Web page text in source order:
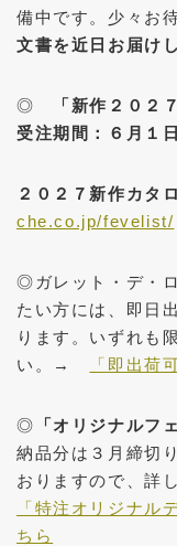
備中です。少々お
文書を近日お届け
◎ 「新作２０２
受注期間：６月１
２０２７新作カタ
che.co.jp/fevelist/
◎ガレット・デ・
たい方には、即日
ります。いずれも
い。→
「即出荷
◎ 「オリジナルフ
納品分は３月締切
おりますので、詳
「特注オリジナル
ちら